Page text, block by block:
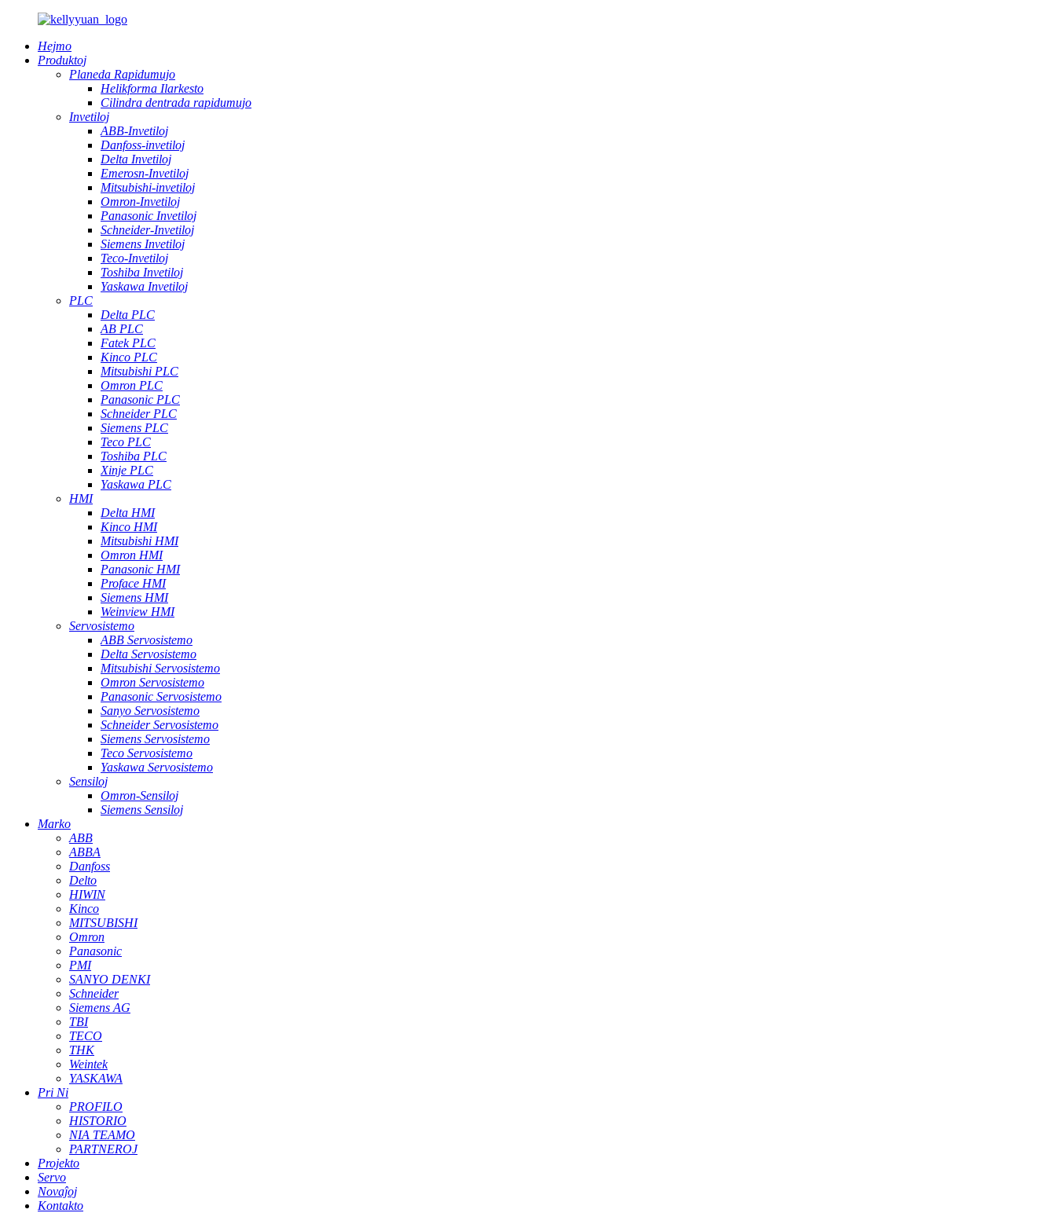
Hejmo
Produktoj
Planeda Rapidumujo
Helikforma Ilarkesto
Cilindra dentrada rapidumujo
Invetiloj
ABB-Invetiloj
Danfoss-invetiloj
Delta Invetiloj
Emerosn-Invetiloj
Mitsubishi-invetiloj
Omron-Invetiloj
Panasonic Invetiloj
Schneider-Invetiloj
Siemens Invetiloj
Teco-Invetiloj
Toshiba Invetiloj
Yaskawa Invetiloj
PLC
Delta PLC
AB PLC
Fatek PLC
Kinco PLC
Mitsubishi PLC
Omron PLC
Panasonic PLC
Schneider PLC
Siemens PLC
Teco PLC
Toshiba PLC
Xinje PLC
Yaskawa PLC
HMI
Delta HMI
Kinco HMI
Mitsubishi HMI
Omron HMI
Panasonic HMI
Proface HMI
Siemens HMI
Weinview HMI
Servosistemo
ABB Servosistemo
Delta Servosistemo
Mitsubishi Servosistemo
Omron Servosistemo
Panasonic Servosistemo
Sanyo Servosistemo
Schneider Servosistemo
Siemens Servosistemo
Teco Servosistemo
Yaskawa Servosistemo
Sensiloj
Omron-Sensiloj
Siemens Sensiloj
Marko
ABB
ABBA
Danfoss
Delto
HIWIN
Kinco
MITSUBISHI
Omron
Panasonic
PMI
SANYO DENKI
Schneider
Siemens AG
TBI
TECO
THK
Weintek
YASKAWA
Pri Ni
PROFILO
HISTORIO
NIA TEAMO
PARTNEROJ
Projekto
Servo
Novaĵoj
Kontakto